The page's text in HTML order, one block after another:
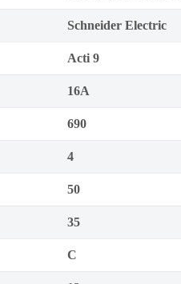
Schneider Electric
Acti 9
16А
690
4
50
35
C